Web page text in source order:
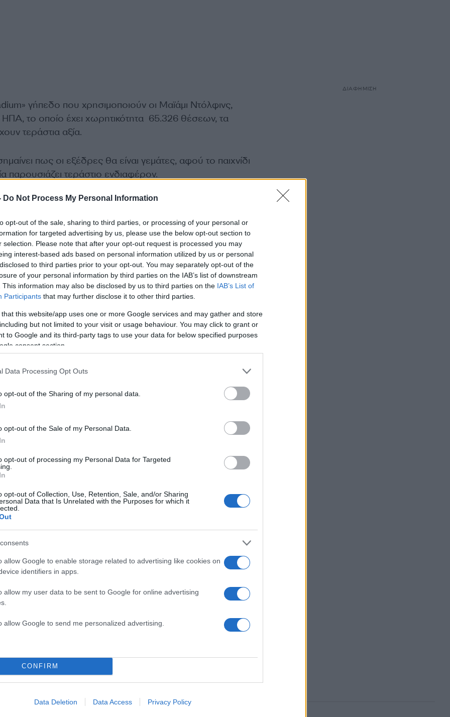
Do Not Process My Personal Information
opt-out of the sale, sharing to third parties, or processing of your personal or
for targeted advertising by us, please use the below opt-out section to
selection. Please note that after your opt-out request is processed you may
interest-based ads based on personal information utilized by us or personal
to third parties prior to your opt-out. You may separately opt-out of the
of your personal information by third parties on the IAB’s list of downstream
This information may also be disclosed by us to third parties on the IAB’s List of
Participants that may further disclose it to other third parties.
that this website/app uses one or more Google services and may gather and store
but not limited to your visit or usage behaviour. You may click to grant or
to Google and its third-party tags to use your data for below specified purposes
consent section.
Data Processing Opt Outs
opt-out of the Sharing of my personal data.
opt-out of the Sale of my Personal Data.
opt-out of processing my Personal Data for Targeted
opt-out of Collection, Use, Retention, Sale, and/or Sharing
Data that Is Unrelated with the Purposes for which it
allow Google to enable storage related to advertising like cookies on
identifiers in apps.
allow my user data to be sent to Google for online advertising
allow Google to send me personalized advertising.
CONFIRM
Data Deletion Data Access Privacy Policy
γήπεδο που χρησιμοποιούν οι Μαϊάμι Ντόλφινς,
το οποίο έχει χωρητικότητα 65.326 θέσεων, τα
τεράστια αξία.
πως οι εξέδρες θα είναι γεμάτες, αφού το παιχνίδι
παρουσιάζει τεράστιο ενδιαφέρον.
Σχολίασε εδώ
50 /50
από reCAPTCHA, ισχύουνΠολιτική Απορρήτου& Όροι Χρήσης της
COPA AMERICA
ΕΙΣΙΤΗΡΙΑ
ΔΙΑΦΗΜΙΣΗ